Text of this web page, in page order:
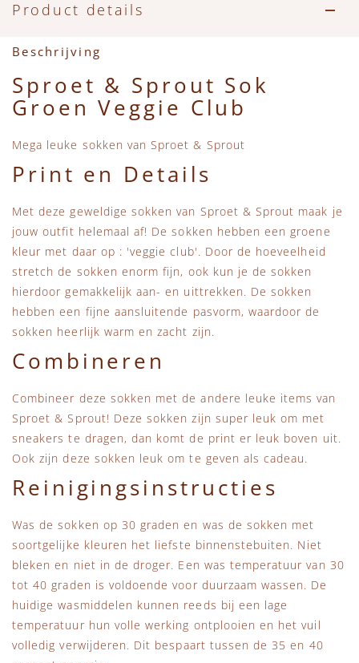
Accessoires
Zwemkleding
Zwemkleding
Feestkleding
Speelgoed
Beren, Speendoekjes en Knuffeldoekjes
Tassen
Verzorgingsproducten
Beren
MarMar Copenhagen
Mini Rodini
+1 in the family
New Balance
Piupiuchick
Play Up
Sproet & Sprout
Tiny Cottons
Product details
Beschrijving
Sproet & Sprout Sok
Groen Veggie Club
Mega leuke sokken van Sproet & Sprout
Print en Details
Met deze geweldige sokken van Sproet & Sprout maak je
jouw outfit helemaal af! De sokken hebben een groene
kleur met daar op : 'veggie club'. Door de hoeveelheid
stretch de sokken enorm fijn, ook kun je de sokken
hierdoor gemakkelijk aan- en uittrekken. De sokken
hebben een fijne aansluitende pasvorm, waardoor de
sokken heerlijk warm en zacht zijn.
Combineren
Combineer deze sokken met de andere leuke items van
Sproet & Sprout! Deze sokken zijn super leuk om met
sneakers te dragen, dan komt de print er leuk boven uit.
Ook zijn deze sokken leuk om te geven als cadeau.
Reinigingsinstructies
Was de sokken op 30 graden en was de sokken met
soortgelijke kleuren het liefste binnenstebuiten. Niet
bleken en niet in de droger. Een was temperatuur van 30
tot 40 graden is voldoende voor duurzaam wassen. De
huidige wasmiddelen kunnen reeds bij een lage
temperatuur hun volle werking ontplooien en het vuil
volledig verwijderen. Dit bespaart tussen de 35 en 40